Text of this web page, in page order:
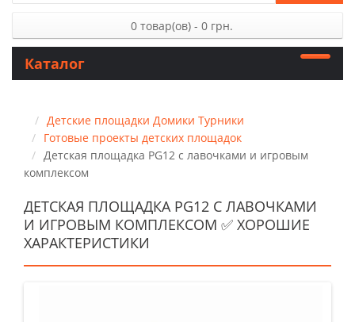
0 товар(ов) - 0 грн.
Каталог
Детские площадки Домики Турники
Готовые проекты детских площадок
Детская площадка PG12 с лавочками и игровым
комплексом
ДЕТСКАЯ ПЛОЩАДКА PG12 С ЛАВОЧКАМИ
И ИГРОВЫМ КОМПЛЕКСОМ ✅ ХОРОШИЕ
ХАРАКТЕРИСТИКИ